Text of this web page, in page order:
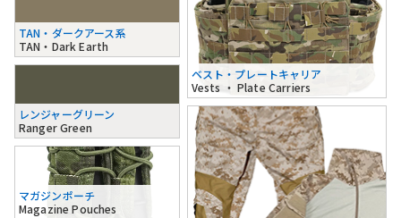
TAN・ダークアース系
TAN・Dark Earth
レンジャーグリーン
Ranger Green
ベスト・プレートキャリア
Vests ・ Plate Carriers
マガジンポーチ
Magazine Pouches